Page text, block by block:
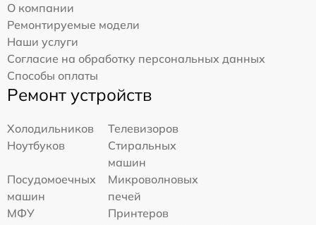
О компании
Ремонтируемые модели
Наши услуги
Согласие на обработку персональных данных
Способы оплаты
Ремонт устройств
Холодильников
Телевизоров
Ноутбуков
Стиральных
машин
Посудомоечных
машин
Микроволновых
печей
МФУ
Принтеров